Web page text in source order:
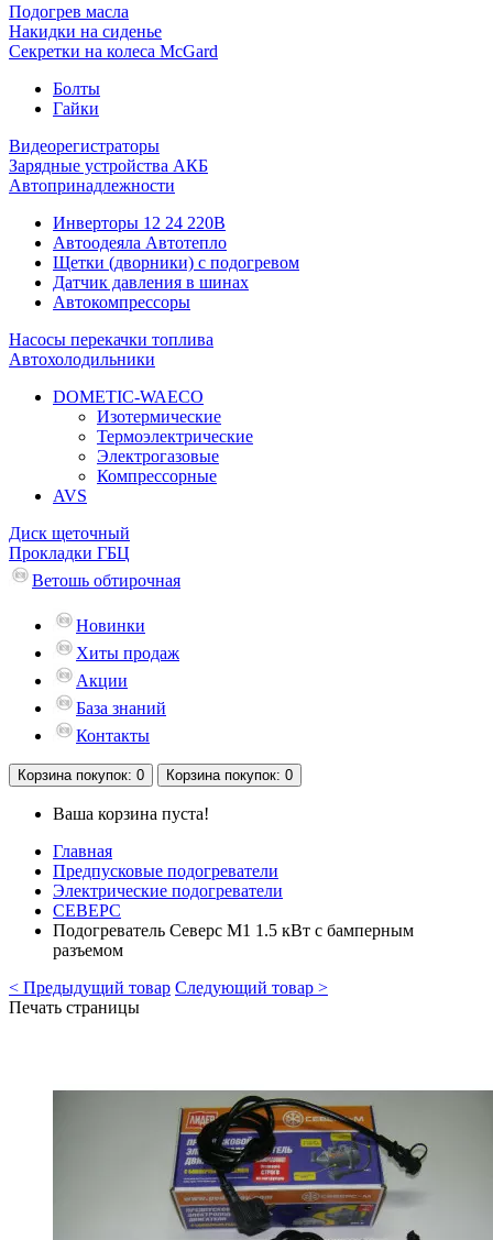
Подогрев масла
Накидки на сиденье
Секретки на колеса McGard
Болты
Гайки
Видеорегистраторы
Зарядные устройства АКБ
Автопринадлежности
Инверторы 12 24 220В
Автоодеяла Автотепло
Щетки (дворники) с подогревом
Датчик давления в шинах
Автокомпрессоры
Насосы перекачки топлива
Автохолодильники
DOMETIC-WAECO
Изотермические
Термоэлектрические
Электрогазовые
Компрессорные
AVS
Диск щеточный
Прокладки ГБЦ
Ветошь обтирочная
Новинки
Хиты продаж
Акции
База знаний
Контакты
Корзина покупок: 0 Корзина покупок: 0
Ваша корзина пуста!
Главная
Предпусковые подогреватели
Электрические подогреватели
СЕВЕРС
Подогреватель Северс М1 1.5 кВт с бамперным
разъемом
< Предыдущий товар Следующий товар >
Печать страницы